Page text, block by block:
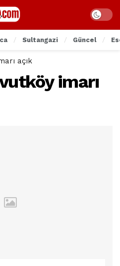
Sultangazi Güncel
açık
imarı